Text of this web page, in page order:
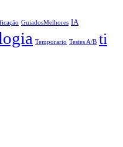
GuiadosMelhores IA
Temporario Testes A/B ti